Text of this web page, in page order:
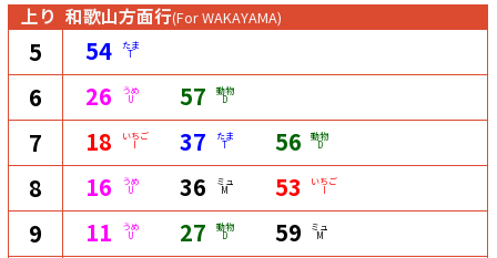
上り 和歌山方面行(For WAKAYAMA)
5 54 たま
T
6 26 うめ
U 57 動物
D
7 18 いちご
I 37 たま
T 56 動物
D
8 16 うめ
U 36 ミュ
M 53 いちご
I
9 11 うめ
U 27 動物
D 59 ミュ
M